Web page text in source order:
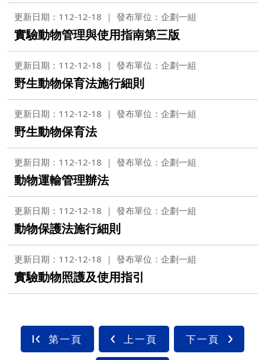
更新日期：112-12-18 發布單位：企劃一組
實驗動物管理與使用指南第三版
更新日期：112-12-18 發布單位：企劃一組
野生動物保育法施行細則
更新日期：112-12-18 發布單位：企劃一組
野生動物保育法
更新日期：112-12-18 發布單位：企劃一組
動物運輸管理辦法
更新日期：112-12-18 發布單位：企劃一組
動物保護法施行細則
更新日期：112-12-18 發布單位：企劃一組
實驗動物照護及使用指引
第一頁 上一頁 下一頁